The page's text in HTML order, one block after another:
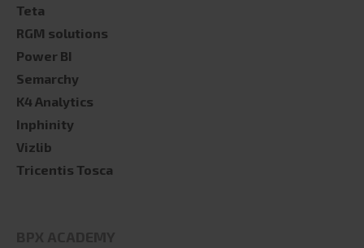
Teta
RGM solutions
Power BI
Semarchy
K4 Analytics
Inphinity
Vizlib
Tricentis Tosca